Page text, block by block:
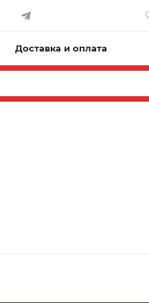
Доставка и оплата